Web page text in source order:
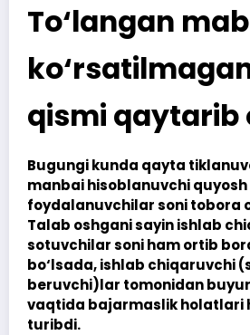
To‘langan
qismi qaytarib
Bugungi kunda qayta
manbai hisoblanuvchi
foydalanuvchilar soni tobora
Talab oshgani sayin ishlab
sotuvchilar soni ham ortib
bo‘lsada, ishlab chiqaruvchi
beruvchi)lar tomonidan
vaqtida bajarmaslik holatlari
turibdi.